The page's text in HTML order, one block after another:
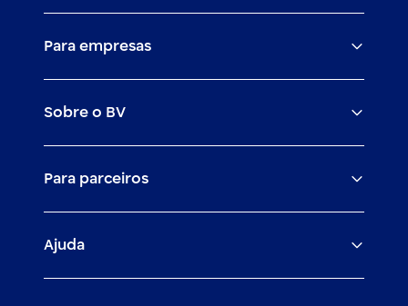
Conta
Investimentos
Para empresas
Cash management
Empréstimos e financiamentos
Mercado de Capitais
Sobre o BV
Trabalhe com a gente
Relação com investidores
Para parceiros
Demais parceiros
Ajuda